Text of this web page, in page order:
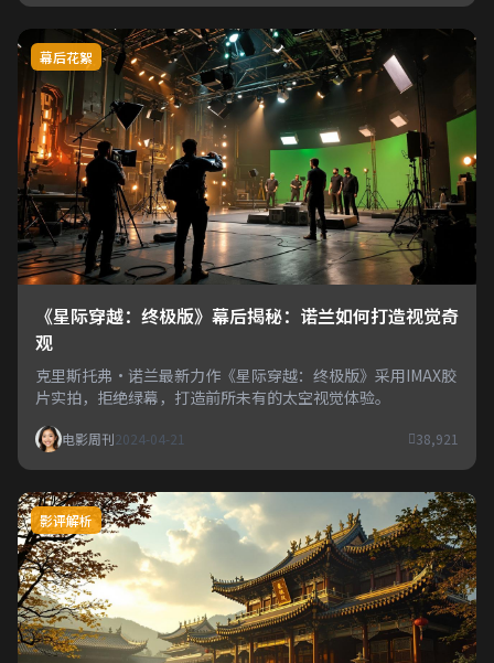
幕后花絮
《星际穿越：终极版》幕后揭秘：诺兰如何打造视觉奇
观
克里斯托弗·诺兰最新力作《星际穿越：终极版》采用IMAX胶
片实拍，拒绝绿幕，打造前所未有的太空视觉体验。
电影周刊2024-04-21 38,921
影评解析